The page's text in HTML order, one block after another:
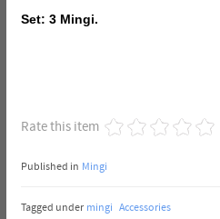
Set: 3 Mingi.
Rate this item
Published in Mingi
Tagged under mingi Accessories